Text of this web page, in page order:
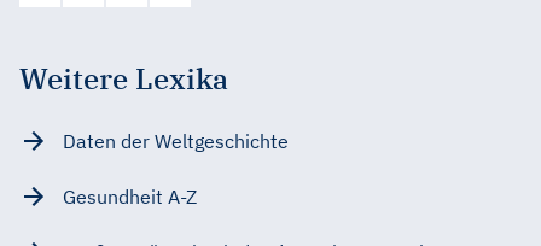
Weitere Lexika
Daten der Weltgeschichte
Gesundheit A-Z